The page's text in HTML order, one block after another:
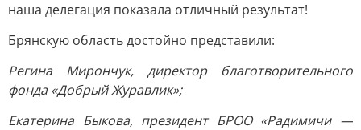
наша делегация показала отличный результат!
Брянскую область достойно представили:
Регина Мирончук, директор благотворительного
фонда «Добрый Журавлик»;
Екатерина Быкова, президент БРОО «Радимичи —